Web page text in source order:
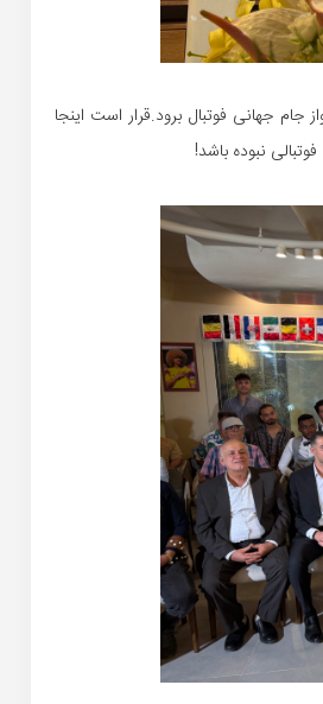
جهانی فوتبال برود.قرار است اینجا
نبوده باشد!